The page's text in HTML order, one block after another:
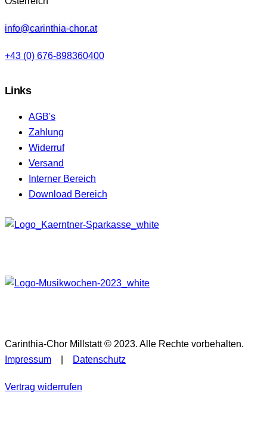
info@carinthia-chor.at
+43 (0) 676-898360400
Links
AGB's
Zahlung
Widerruf
Versand
Interner Bereich
Download Bereich
Carinthia-Chor Millstatt © 2023. Alle Rechte vorbehalten.
Impressum
Datenschutz
Vertrag widerrufen